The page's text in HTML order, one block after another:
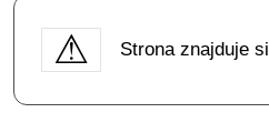
Strona znajduje